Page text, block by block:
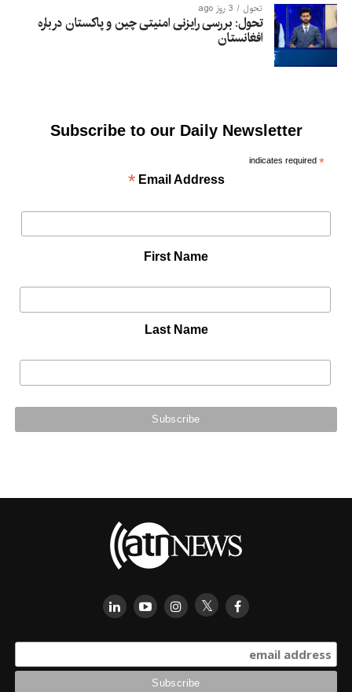
تحول 3 روز ago
تحول: بررسی رایزنی امنیتی چین و پاکستان درباره
افغانستان
Subscribe to our Daily Newsletter
*
indicates required
Email Address
*
First Name
Last Name